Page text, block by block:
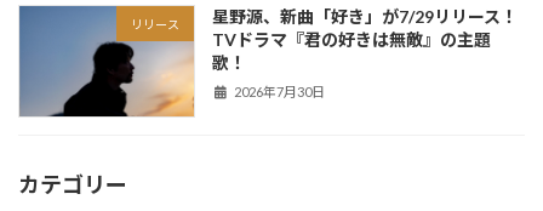
リリース
星野源、新曲「好き」が7/29リリース！
TVドラマ『君の好きは無敵』の主題
歌！
2026年7月30日
カテゴリー